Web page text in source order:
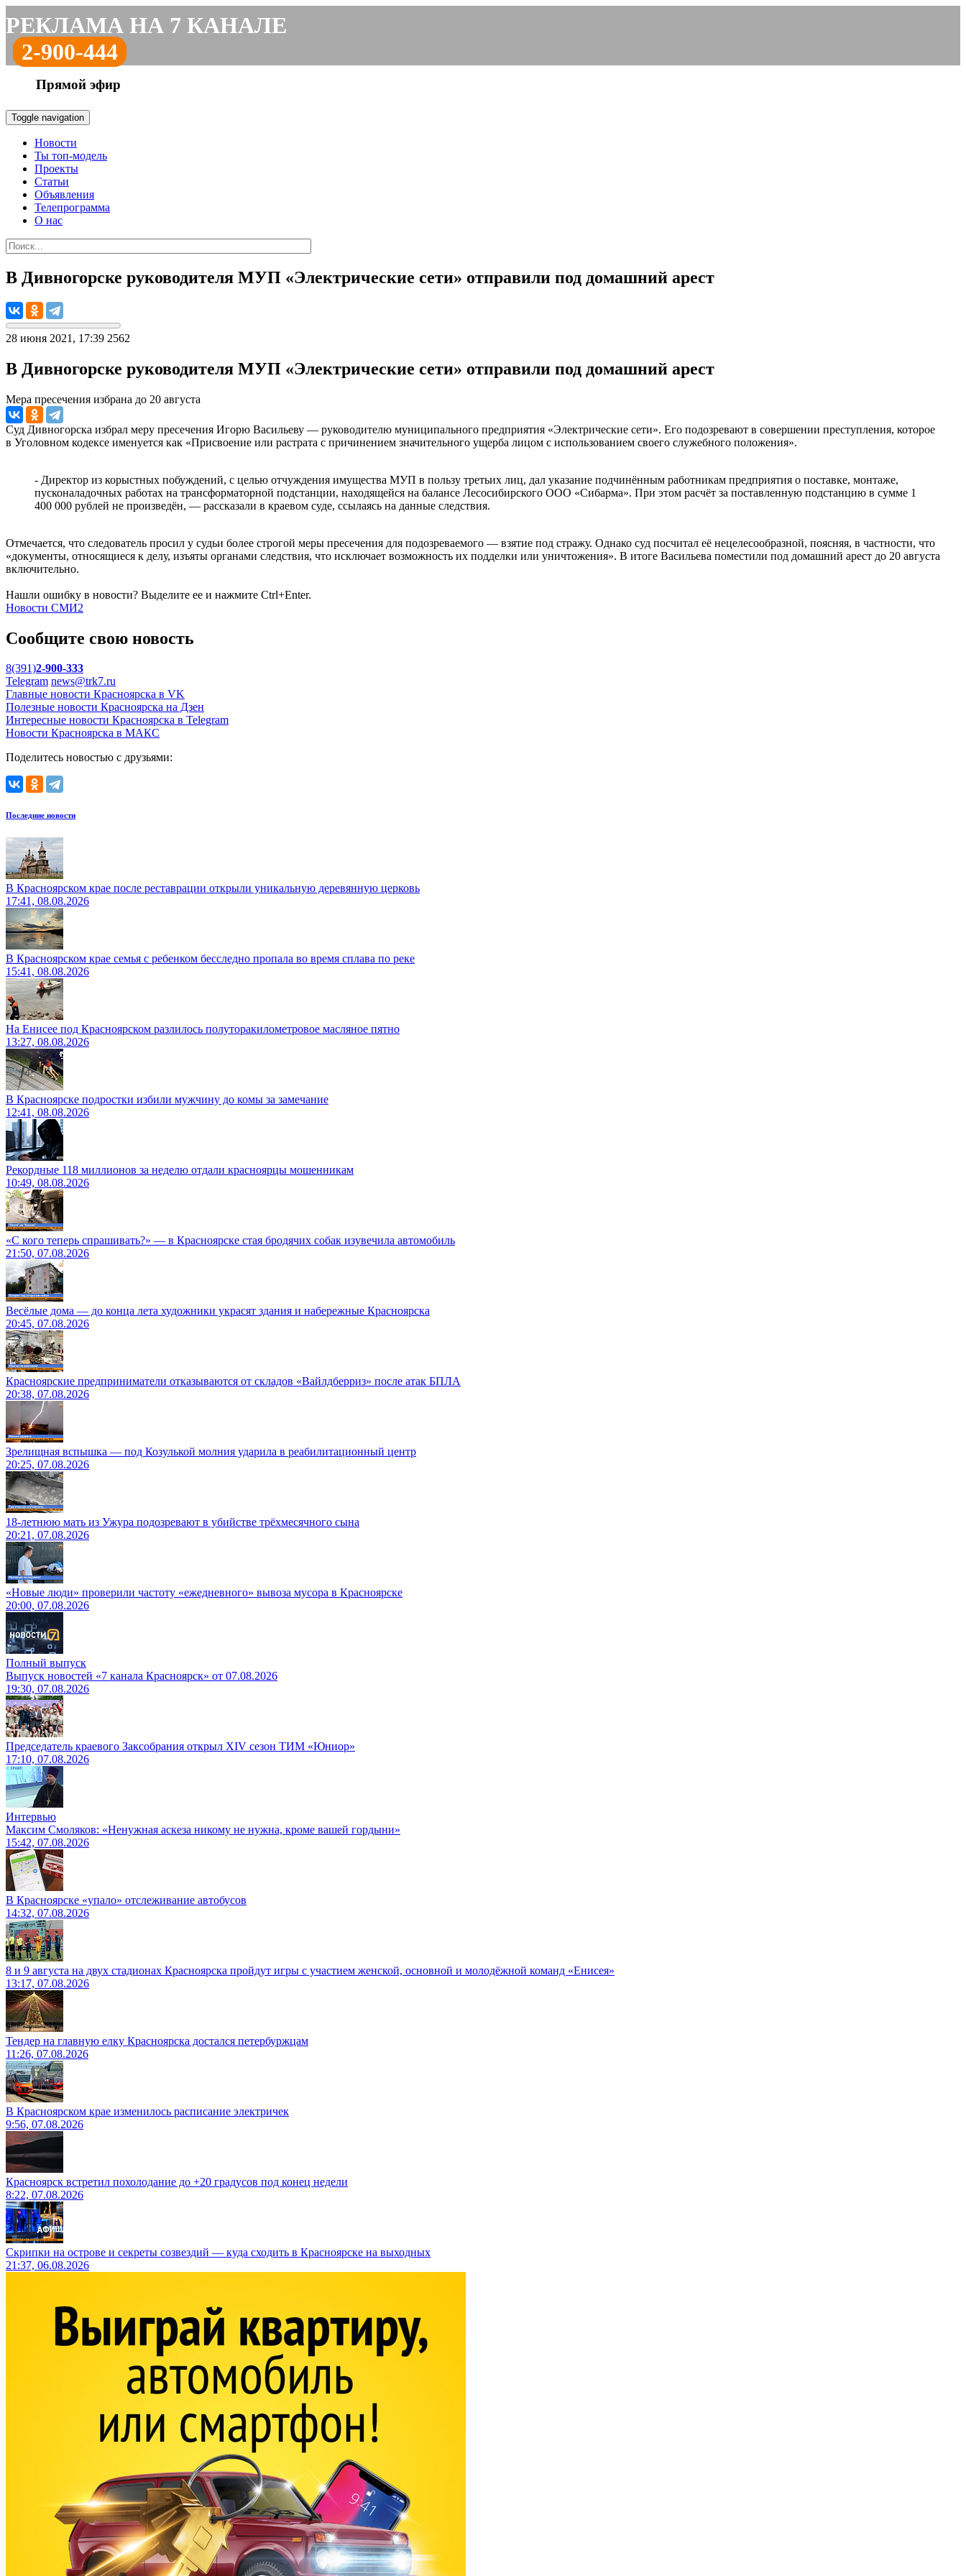
РЕКЛАМА НА 7 КАНАЛЕ
2-900-444
Прямой эфир
Toggle navigation
Новости
Ты топ-модель
Проекты
Статьи
Объявления
Телепрограмма
О нас
В Дивногорске руководителя МУП «Электрические сети» отправили под домашний арест
28 июня 2021, 17:39 2562
В Дивногорске руководителя МУП «Электрические сети» отправили под домашний арест
Мера пресечения избрана до 20 августа
Суд Дивногорска избрал меру пресечения Игорю Васильеву — руководителю муниципального предприятия «Электрические сети». Его подозревают в совершении преступления, которое
в Уголовном кодексе именуется как «Присвоение или растрата с причинением значительного ущерба лицом с использованием своего служебного положения».
- Директор из корыстных побуждений, с целью отчуждения имущества МУП в пользу третьих лиц, дал указание подчинённым работникам предприятия о поставке, монтаже,
пусконаладочных работах на трансформаторной подстанции, находящейся на балансе Лесосибирского ООО «Сибарма». При этом расчёт за поставленную подстанцию в сумме 1
400 000 рублей не произведён, — рассказали в краевом суде, ссылаясь на данные следствия.
Отмечается, что следователь просил у судьи более строгой меры пресечения для подозреваемого — взятие под стражу. Однако суд посчитал её нецелесообразной, поясняя, в частности, что
«документы, относящиеся к делу, изъяты органами следствия, что исключает возможность их подделки или уничтожения». В итоге Васильева поместили под домашний арест до 20 августа
включительно.
Нашли ошибку в новости? Выделите ее и нажмите Ctrl+Enter.
Новости СМИ2
Сообщите свою новость
8(391)2-900-333
Telegram news@trk7.ru
Главные новости Красноярска в VK
Полезные новости Красноярска на Дзен
Интересные новости Красноярска в Telegram
Новости Красноярска в МАКС
Поделитесь новостью с друзьями:
Последние новости
В Красноярском крае после реставрации открыли уникальную деревянную церковь
17:41, 08.08.2026
В Красноярском крае семья с ребенком бесследно пропала во время сплава по реке
15:41, 08.08.2026
На Енисее под Красноярском разлилось полуторакилометровое масляное пятно
13:27, 08.08.2026
В Красноярске подростки избили мужчину до комы за замечание
12:41, 08.08.2026
Рекордные 118 миллионов за неделю отдали красноярцы мошенникам
10:49, 08.08.2026
«С кого теперь спрашивать?» — в Красноярске стая бродячих собак изувечила автомобиль
21:50, 07.08.2026
Весёлые дома — до конца лета художники украсят здания и набережные Красноярска
20:45, 07.08.2026
Красноярские предприниматели отказываются от складов «Вайлдберриз» после атак БПЛА
20:38, 07.08.2026
Зрелищная вспышка — под Козулькой молния ударила в реабилитационный центр
20:25, 07.08.2026
18-летнюю мать из Ужура подозревают в убийстве трёхмесячного сына
20:21, 07.08.2026
«Новые люди» проверили частоту «ежедневного» вывоза мусора в Красноярске
20:00, 07.08.2026
Полный выпуск
Выпуск новостей «7 канала Красноярск» от 07.08.2026
19:30, 07.08.2026
Председатель краевого Заксобрания открыл XIV сезон ТИМ «Юниор»
17:10, 07.08.2026
Интервью
Максим Смоляков: «Ненужная аскеза никому не нужна, кроме вашей гордыни»
15:42, 07.08.2026
В Красноярске «упало» отслеживание автобусов
14:32, 07.08.2026
8 и 9 августа на двух стадионах Красноярска пройдут игры с участием женской, основной и молодёжной команд «Енисея»
13:17, 07.08.2026
Тендер на главную елку Красноярска достался петербуржцам
11:26, 07.08.2026
В Красноярском крае изменилось расписание электричек
9:56, 07.08.2026
Красноярск встретил похолодание до +20 градусов под конец недели
8:22, 07.08.2026
Скрипки на острове и секреты созвездий — куда сходить в Красноярске на выходных
21:37, 06.08.2026